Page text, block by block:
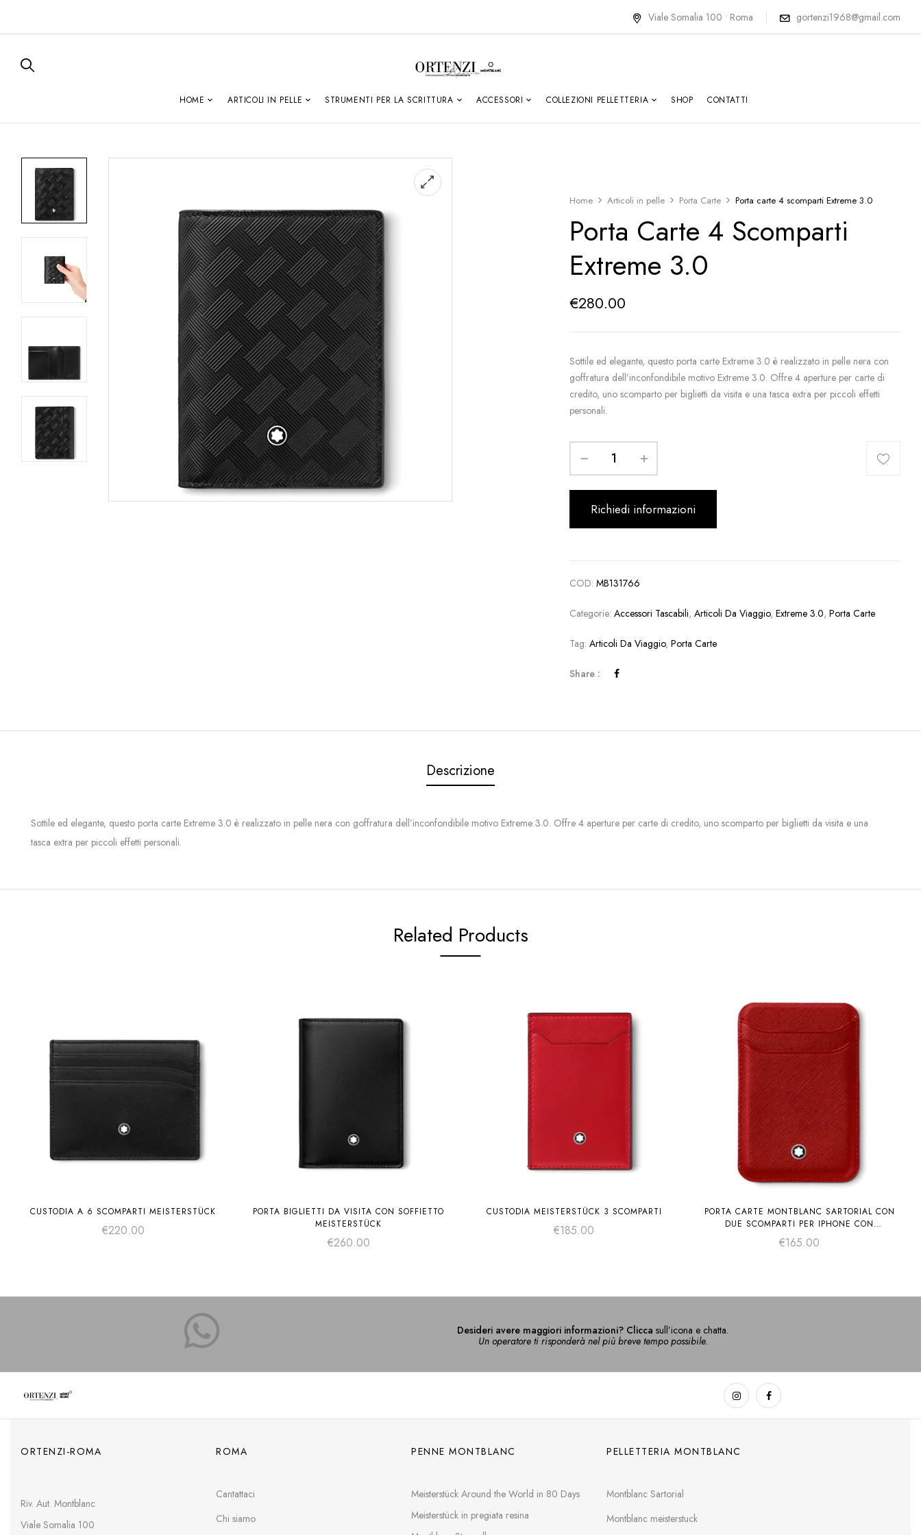
Viale Somalia 100 • Roma gortenzi1968@gmail.com
HOME ARTICOLI IN PELLE STRUMENTI PER LA SCRITTURA ACCESSORI COLLEZIONI PELLETTERIA SHOP CONTATTI
Home Articoli in pelle Porta Carte Porta carte 4 scomparti Extreme 3.0
Porta Carte 4 Scomparti
Extreme 3.0
€280.00
Sottile ed elegante, questo porta carte Extreme 3.0 è realizzato in pelle nera con
goffratura dell’inconfondibile motivo Extreme 3.0. Offre 4 aperture per carte di
credito, uno scomparto per biglietti da visita e una tasca extra per piccoli effetti
personali.
Richiedi informazioni
COD:MB131766
Categorie:Accessori Tascabili,Articoli Da Viaggio,Extreme 3.0,Porta Carte
Tag:Articoli Da Viaggio,Porta Carte
Share :
Descrizione
Sottile ed elegante, questo porta carte Extreme 3.0 è realizzato in pelle nera con goffratura dell’inconfondibile motivo Extreme 3.0. Offre 4 aperture per carte di credito, uno scomparto per biglietti da visita e una
tasca extra per piccoli effetti personali.
Related Products
CUSTODIA A 6 SCOMPARTI MEISTERSTÜCK
€220.00
PORTA BIGLIETTI DA VISITA CON SOFFIETTO
MEISTERSTÜCK
€260.00
CUSTODIA MEISTERSTÜCK 3 SCOMPARTI
€185.00
PORTA CARTE MONTBLANC SARTORIAL CON
DUE SCOMPARTI PER IPHONE CON
MAGSAFE
€165.00
Desideri avere maggiori informazioni? Clicca sull’icona e chatta.
Un operatore ti risponderà nel più breve tempo possibile.
ORTENZI-ROMA
Riv. Aut. Montblanc
Viale Somalia 100
ROMA
Cantattaci
Chi siamo
PENNE MONTBLANC
Meisterstück Around the World in 80 Days
Meisterstück in pregiata resina
PELLETTERIA MONTBLANC
Montblanc Sartorial
Montblanc meisterstuck